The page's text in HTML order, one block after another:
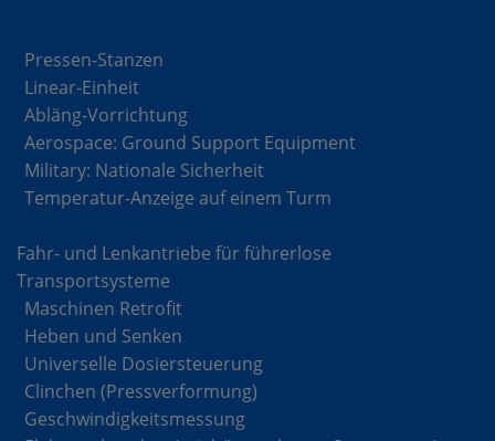
Pressen-Stanzen
Linear-Einheit
Abläng-Vorrichtung
Aerospace: Ground Support Equipment
Military: Nationale Sicherheit
Temperatur-Anzeige auf einem Turm
Fahr- und Lenkantriebe für führerlose
Transportsysteme
Maschinen Retrofit
Heben und Senken
Universelle Dosiersteuerung
Clinchen (Pressverformung)
Geschwindigkeitsmessung